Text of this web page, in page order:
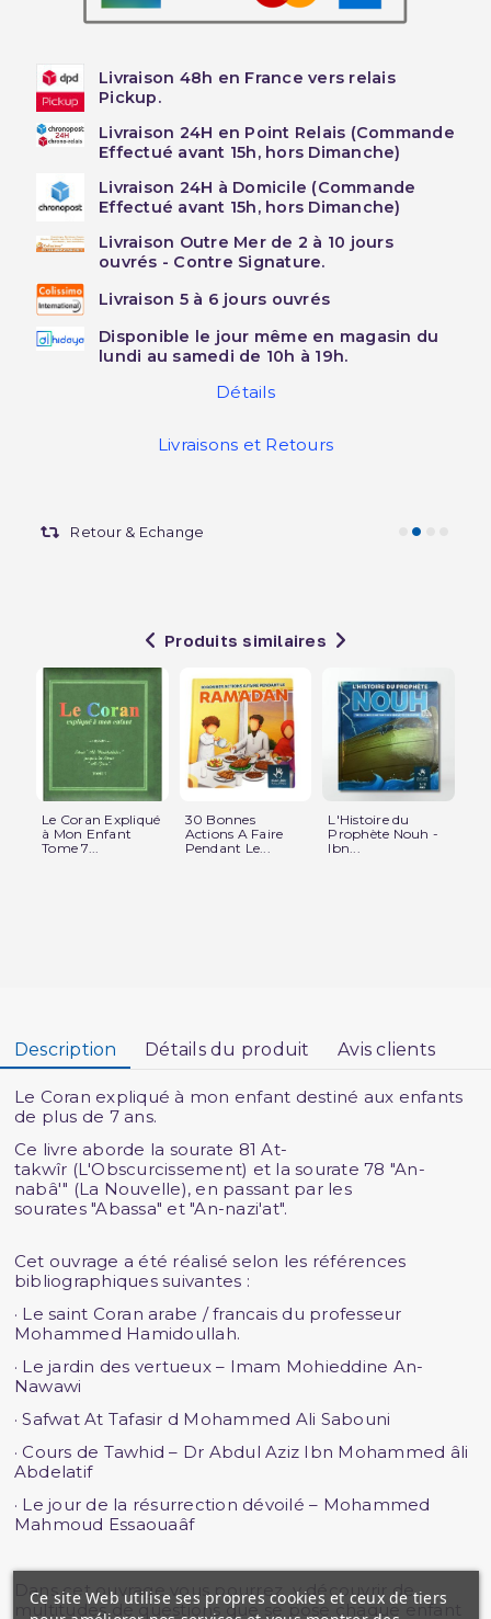
Livraison 48h en France vers relais
Pickup.
Livraison 24H en Point Relais (Commande
Effectué avant 15h, hors Dimanche)
Livraison 24H à Domicile (Commande
Effectué avant 15h, hors Dimanche)
Livraison Outre Mer de 2 à 10 jours
ouvrés - Contre Signature.
Livraison 5 à 6 jours ouvrés
Disponible le jour même en magasin du
lundi au samedi de 10h à 19h.
Détails
Livraisons et Retours
Retour & Echange
Produits similaires
Le Coran Expliqué
à Mon Enfant
Tome 7...
30 Bonnes
Actions A Faire
Pendant Le...
L'Histoire du
Prophète Nouh -
Ibn...
Description Détails du produit Avis clients
Le Coran expliqué à mon enfant destiné aux enfants
de plus de 7 ans.
Ce livre aborde la sourate 81 At-
takwîr (L'Obscurcissement) et la sourate 78 "An-
nabâ'" (La Nouvelle), en passant par les
sourates "Abassa" et "An-nazi'at".
Cet ouvrage a été réalisé selon les références
bibliographiques suivantes :
· Le saint Coran arabe / francais du professeur
Mohammed Hamidoullah.
· Le jardin des vertueux – Imam Mohieddine An-
Nawawi
· Safwat At Tafasir d Mohammed Ali Sabouni
· Cours de Tawhid – Dr Abdul Aziz Ibn Mohammed âli
Abdelatif
· Le jour de la résurrection dévoilé – Mohammed
Mahmoud Essaouaâf
Dans cet ouvrage vous pourrez y découvrir de
multitudes de questions que se pose chaque enfant
Ce site Web utilise ses propres cookies et ceux de tiers